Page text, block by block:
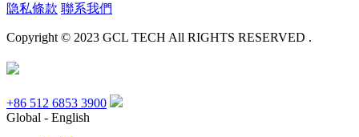
隐私條款 聯系我們
Copyright © 2023 GCL TECH All RIGHTS RESERVED .
+86 512 6853 3900
Global - English